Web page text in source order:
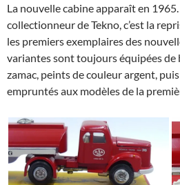
La nouvelle cabine apparaît en
collectionneur de Tekno, c’est la
les premiers exemplaires des
variantes sont toujours équipées de
zamac, peints de couleur argent,
empruntés aux modèles de la